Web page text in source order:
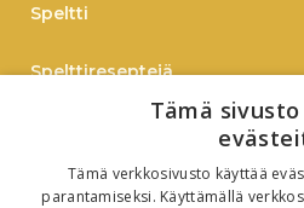
Speltti
Spelttireseptejä
Verkkokauppaan
Tämä
Tämä verkkosivusto käyttää
parantamiseksi. Käyttämällä